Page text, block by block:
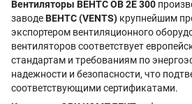
Вентиляторы ВЕНТС ОВ 2Е 300
заводеВЕНТС (VENTS) крупнейшим
экспортером вентиляционного
вентиляторов соответствует
стандартам и требованиям по
надежности и безопасности, что
соответствующими сертификатами.